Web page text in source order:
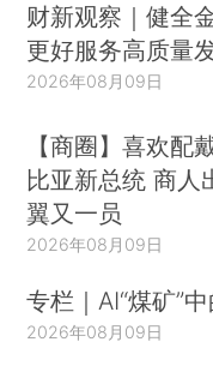
财新观察｜健全
更好服务高质量
2026年08月09日
【商圈】喜欢配
比亚新总统 商人
翼又一员
2026年08月09日
专栏｜AI“煤矿”
2026年08月09日